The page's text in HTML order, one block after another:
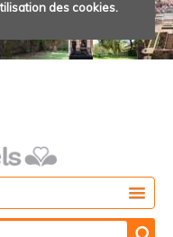
des cookies.